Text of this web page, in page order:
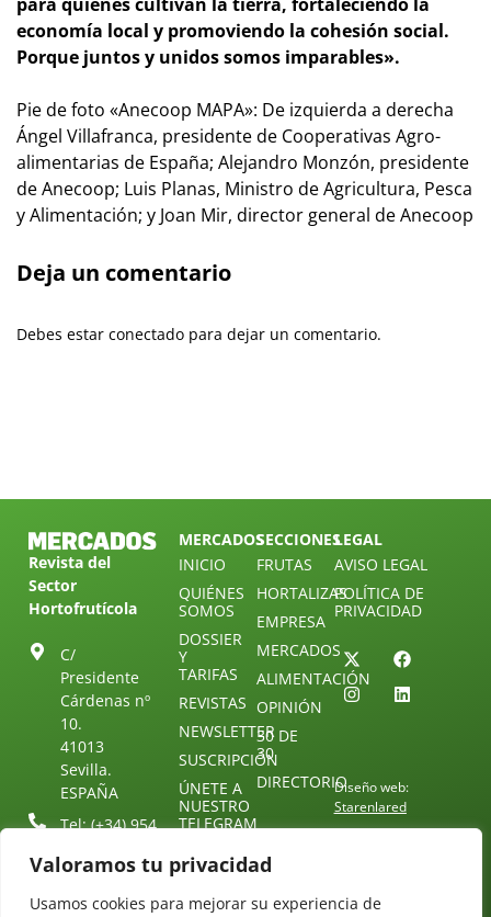
Valoramos tu privacidad
Usamos cookies para mejorar su experiencia de
para quienes cultivan la tierra, fortaleciendo la
economía local y promoviendo la cohesión social.
Porque juntos y unidos somos imparables».
Pie de foto «Anecoop MAPA»: De izquierda a derecha
Ángel Villafranca, presidente de Cooperativas Agro-
alimentarias de España; Alejandro Monzón, presidente
de Anecoop; Luis Planas, Ministro de Agricultura, Pesca
y Alimentación; y Joan Mir, director general de Anecoop
Deja un comentario
Debes estar conectado para dejar un comentario.
Revista del
Sector
Hortofrutícola
C/
Presidente
Cárdenas nº
10.
41013
Sevilla.
ESPAÑA
Tel: (+34) 954
redaccion@revistamercados.com
MERCADOS
INICIO
QUIÉNES
SOMOS
DOSSIER
Y
TARIFAS
REVISTAS
NEWSLETTER
SUSCRIPCIÓN
ÚNETE A
NUESTRO
TELEGRAM
CONTACTO
SECCIONES
FRUTAS
HORTALIZAS
EMPRESA
MERCADOS
ALIMENTACIÓN
OPINIÓN
30 DE
30
DIRECTORIO
LEGAL
AVISO LEGAL
POLÍTICA DE
PRIVACIDAD
Diseño web:
Starenlared